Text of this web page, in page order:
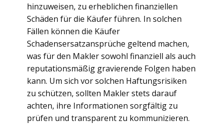
hinzuweisen, zu erheblichen finanziellen
Schäden für die Käufer führen. In solchen
Fällen können die Käufer
Schadensersatzansprüche geltend machen,
was für den Makler sowohl finanziell als auch
reputationsmäßig gravierende Folgen haben
kann. Um sich vor solchen Haftungsrisiken
zu schützen, sollten Makler stets darauf
achten, ihre Informationen sorgfältig zu
prüfen und transparent zu kommunizieren.